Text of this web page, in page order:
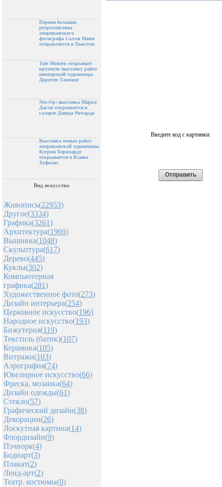
Первая большая
ретроспектива
американского
фотографа Салли Манн
отправляется в Хьюстон
Tate Modern открывает
крупную выставку работ
пионерской художницы
Доротеи Таннинг
Neo-Op: выставка Марка
Дагли открывается в
галерее Дэвида Ричарда
Выставка новых работ
американской художницы
Кэтрин Бернхардт
открывается в Ксавье
Хуфкенс
Вид искусства
Живопись(22953)
Другое(3334)
Графика(3261)
Архитектура(1969)
Вышивка(1048)
Скульптура(617)
Дерево(445)
Куклы(302)
Компьютерная
графика(281)
Художественное фото(273)
Дизайн интерьера(254)
Церковное искусство(196)
Народное искусство(193)
Бижутерия(119)
Текстиль (батик)(107)
Керамика(105)
Витражи(103)
Аэрография(74)
Ювелирное искусство(66)
Фреска, мозаика(64)
Дизайн одежды(61)
Стекло(57)
Графический дизайн(38)
Декорации(26)
Лоскутная картина(14)
Флордизайн(9)
Пэчворк(4)
Бодиарт(3)
Плакат(2)
Ленд-арт(2)
Театр. костюмы(0)
Введите код с картинки: